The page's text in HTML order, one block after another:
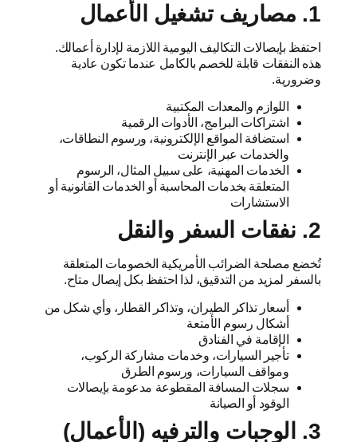
1. مصاريف تشغيل الأعمال
احتفظ بإيصالات التكاليف اليومية اللازمة لإدارة أعمالك.
هذه النفقات قابلة للخصم بالكامل عندما تكون عادية
وضرورية.
اللوازم والمعدات المكتبية
اشتراكات البرامج، الأدوات الرقمية
استضافة المواقع الإلكترونية، ورسوم النطاقات،
والخدمات عبر الإنترنت
الخدمات المهنية، على سبيل المثال، الرسوم
المتعلقة بخدمات المحاسبة أو الخدمات القانونية أو
الاستشارات
2. نفقات السفر والنقل
تُخضع مصلحة الضرائب الأمريكية الخصومات المتعلقة
بالسفر لمزيد من التدقيق، لذا احتفظ بكل إيصال متاح.
أسعار تذاكر الطيران، وتذاكر القطار، وأي شكل من
أشكال رسوم الأمتعة
الإقامة في الفنادق
تأجير السيارات، وخدمات مشاركة الركوب،
ومواقف السيارات، ورسوم الطرق
سجلات المسافة المقطوعة مدعومة بإيصالات
الوقود أو الصيانة
3. الوجبات والترفيه (الأعمال)